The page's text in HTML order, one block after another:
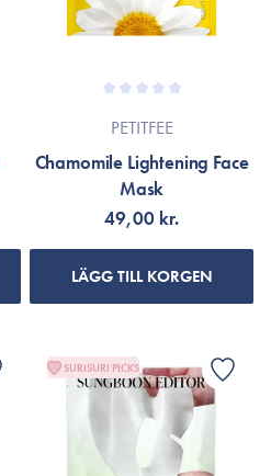
PETITFEE
Chamomile Lightening Face
Mask
49,00 kr.
LÄGG TILL KORGEN
SURISURI PICKS